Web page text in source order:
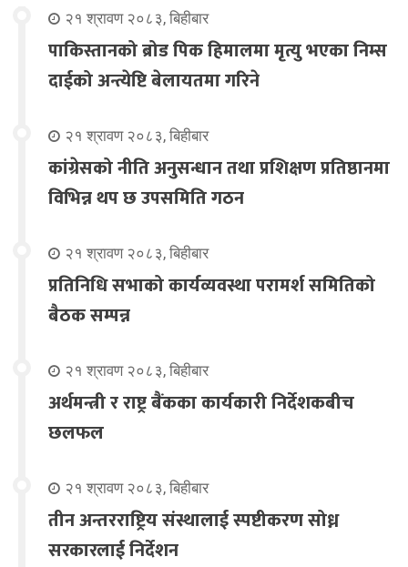
२१ श्रावण २०८३, बिहीबार
पाकिस्तानको ब्रोड पिक हिमालमा मृत्यु भएका निम्स
दाईको अन्त्येष्टि बेलायतमा गरिने
२१ श्रावण २०८३, बिहीबार
कांग्रेसको नीति अनुसन्धान तथा प्रशिक्षण प्रतिष्ठानमा
विभिन्न थप छ उपसमिति गठन
२१ श्रावण २०८३, बिहीबार
प्रतिनिधि सभाको कार्यव्यवस्था परामर्श समितिको
बैठक सम्पन्न
२१ श्रावण २०८३, बिहीबार
अर्थमन्त्री र राष्ट्र बैंकका कार्यकारी निर्देशकबीच
छलफल
२१ श्रावण २०८३, बिहीबार
तीन अन्तरराष्ट्रिय संस्थालाई स्पष्टीकरण सोध्न
सरकारलाई निर्देशन